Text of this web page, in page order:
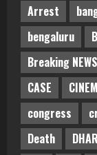
Arrest
bengaluru
Breaking NEWS
CASE
congress
Death